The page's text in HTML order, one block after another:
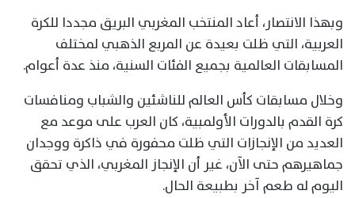
وبهذا الانتصار، أعاد المنتخب المغربي البريق مجددا للكرة
العربية، التي ظلت بعيدة عن المربع الذهبي لمختلف
المسابقات العالمية بجميع الفئات السنية، منذ عدة أعوام.
وخلال مسابقات كأس العالم للناشئين والشباب ومنافسات
كرة القدم بالدورات الأولمبية، كان العرب على موعد مع
العديد من الإنجازات التي ظلت محفورة في ذاكرة ووجدان
جماهيرهم حتى الآن، غير أن الإنجاز المغربي، الذي تحقق
اليوم له طعم آخر بطبيعة الحال.